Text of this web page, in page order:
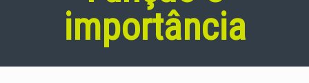
importância